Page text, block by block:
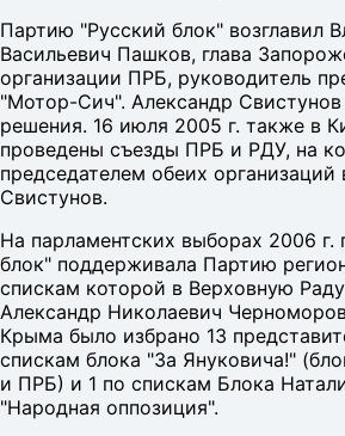
Партию "Русский блок" возглавил
Васильевич Пашков, глава
организации ПРБ, руководитель
"Мотор-Сич". Александр Свистунов
решения. 16 июля 2005 г. также в
проведены съезды ПРБ и РДУ, на
председателем обеих организаций
Свистунов.
На парламентских выборах 2006 г.
блок" поддерживала Партию
спискам которой в Верховную
Александр Николаевич
Крыма было избрано 13
спискам блока "За Януковича!"
и ПРБ) и 1 по спискам Блока
"Народная оппозиция".